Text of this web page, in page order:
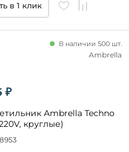
в 1 клик
₽
Ambrella Techno
круглые)
В наличии 500 шт.
Ambrella